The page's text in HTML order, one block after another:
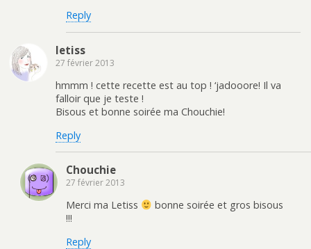
Reply
letiss
27 février 2013
hmmm ! cette recette est au top ! ‘jadooore! Il va
falloir que je teste !
Bisous et bonne soirée ma Chouchie!
Reply
Chouchie
27 février 2013
Merci ma Letiss
bonne soirée et gros bisous
!!!
Reply